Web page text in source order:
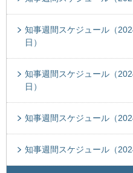
知事週間スケジュール（
日）
知事週間スケジュール（
日）
知事週間スケジュール（
知事週間スケジュール（